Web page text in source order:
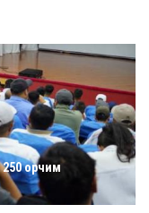
250 орчим